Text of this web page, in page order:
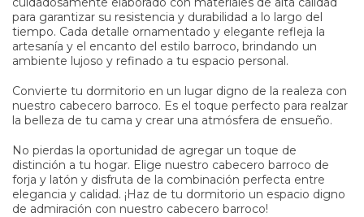
para garantizar su resistencia y durabilidad a lo largo del
tiempo. Cada detalle ornamentado y elegante refleja la
artesanía y el encanto del estilo barroco, brindando un
ambiente lujoso y refinado a tu espacio personal.
Convierte tu dormitorio en un lugar digno de la realeza con
nuestro cabecero barroco. Es el toque perfecto para realzar
la belleza de tu cama y crear una atmósfera de ensueño.
No pierdas la oportunidad de agregar un toque de
distinción a tu hogar. Elige nuestro cabecero barroco de
forja y latón y disfruta de la combinación perfecta entre
elegancia y calidad. ¡Haz de tu dormitorio un espacio digno
de admiración con nuestro cabecero barroco!